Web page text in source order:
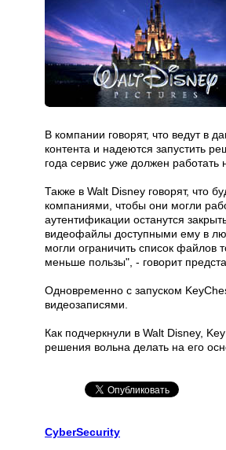
В компании говорят, что ведут в
контента и надеются запустить
года сервис уже должен
Также в Walt Disney говорят, что
компаниями, чтобы они могли
аутентификации останутся
видеофайлы доступными ему в
могли ограничить список файлов
меньше пользы", - говорит
Одновременно с запуском
видеозаписями.
Как подчеркнули в Walt Disney,
решения вольна делать на его
CyberSecurity